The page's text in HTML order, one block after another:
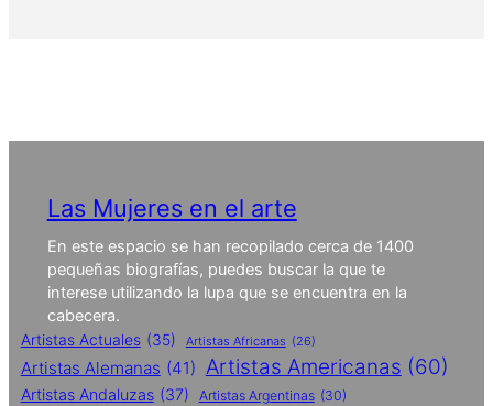
Las Mujeres en el arte
En este espacio se han recopilado cerca de 1400
pequeñas biografías, puedes buscar la que te
interese utilizando la lupa que se encuentra en la
cabecera.
Artistas Actuales (35) Artistas Africanas (26)
Artistas Alemanas (41) Artistas Americanas (60)
Artistas Andaluzas (37) Artistas Argentinas (30)